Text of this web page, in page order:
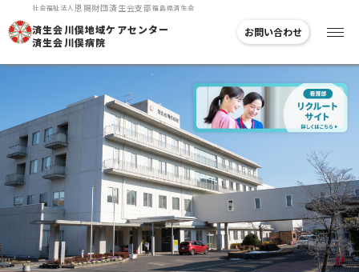
社会福祉法人 恩賜財団済生会支部福島県済生会
済生会川俣地域ケアセンター
済生会川俣病院
お問い合わせ